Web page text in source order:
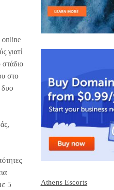
online
γιατί
στάδιο
στο
δυο
5
Athens Escorts